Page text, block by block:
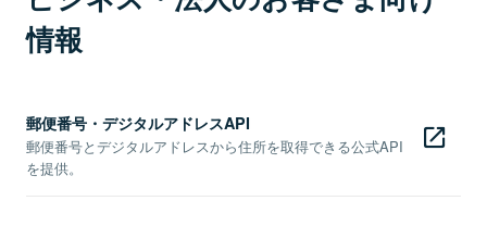
情報
郵便番号・デジタルアドレスAPI
郵便番号とデジタルアドレスから住所を取得できる公式API
を提供。